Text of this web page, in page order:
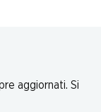
aggiornati. Si